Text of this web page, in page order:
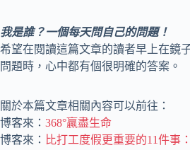
我是誰？一個每天問自己的問題！
希望在閱讀這篇文章的讀者早上在鏡
問題時，心中都有個很明確的答案。
關於本篇文章相關內容可以前往：
博客來： 368°贏盡生命
博客來： 比打工度假更重要的11件事